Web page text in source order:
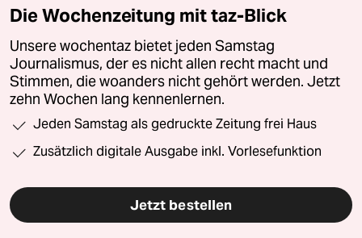
Die Wochenzeitung mit taz-Blick
Unsere wochentaz bietet jeden Samstag
Journalismus, der es nicht allen recht macht und
Stimmen, die woanders nicht gehört werden. Jetzt
zehn Wochen lang kennenlernen.
Jeden Samstag als gedruckte Zeitung frei Haus
Zusätzlich digitale Ausgabe inkl. Vorlesefunktion
Jetzt bestellen